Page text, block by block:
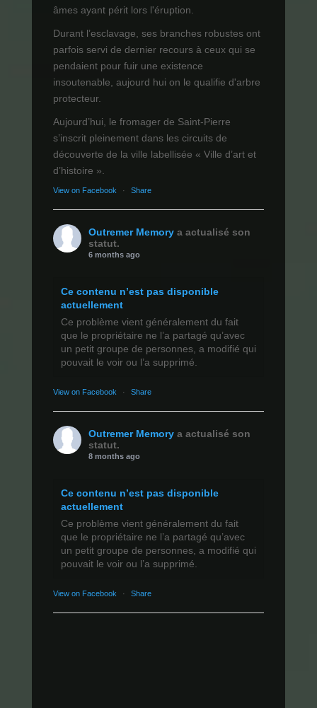
âmes ayant périt lors l'éruption.
Durant l’esclavage, ses branches robustes ont
parfois servi de dernier recours à ceux qui se
pendaient pour fuir une existence
insoutenable, aujourd hui on le qualifie d'arbre
protecteur.
Aujourd’hui, le fromager de Saint-Pierre
s’inscrit pleinement dans les circuits de
découverte de la ville labellisée « Ville d’art et
d’histoire ».
View on Facebook · Share
Outremer Memory a actualisé son
statut.
6 months ago
Ce contenu n’est pas disponible
actuellement
Ce problème vient généralement du fait
que le propriétaire ne l’a partagé qu’avec
un petit groupe de personnes, a modifié qui
pouvait le voir ou l’a supprimé.
View on Facebook · Share
Outremer Memory a actualisé son
statut.
8 months ago
Ce contenu n’est pas disponible
actuellement
Ce problème vient généralement du fait
que le propriétaire ne l’a partagé qu’avec
un petit groupe de personnes, a modifié qui
pouvait le voir ou l’a supprimé.
View on Facebook · Share